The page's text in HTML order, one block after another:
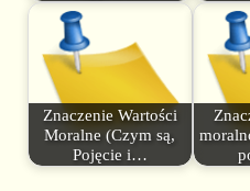
Znaczenie Wartości
Moralne (Czym są,
Pojęcie i…